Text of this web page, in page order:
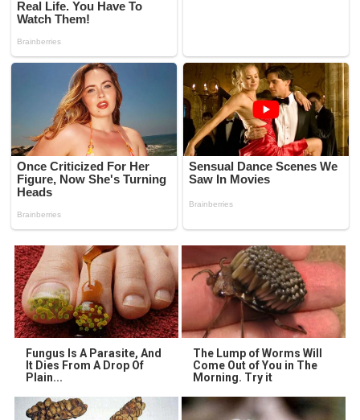
Fungus Is A Parasite, And
It Dies From A Drop Of
Plain...
The Lump of Worms Will
Come Out of You in The
Morning. Try it